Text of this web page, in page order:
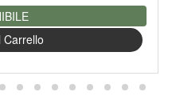
Carrello